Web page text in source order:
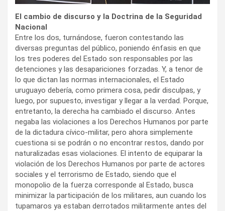
El cambio de discurso y la Doctrina de la Seguridad
Nacional
Entre los dos, turnándose, fueron contestando las
diversas preguntas del público, poniendo énfasis en que
los tres poderes del Estado son responsables por las
detenciones y las desapariciones forzadas. Y, a tenor de
lo que dictan las normas internacionales, el Estado
uruguayo debería, como primera cosa, pedir disculpas, y
luego, por supuesto, investigar y llegar a la verdad. Porque,
entretanto, la derecha ha cambiado el discurso. Antes
negaba las violaciones a los Derechos Humanos por parte
de la dictadura cívico-militar, pero ahora simplemente
cuestiona si se podrán o no encontrar restos, dando por
naturalizadas esas violaciones. El intento de equiparar la
violación de los Derechos Humanos por parte de actores
sociales y el terrorismo de Estado, siendo que el
monopolio de la fuerza corresponde al Estado, busca
minimizar la participación de los militares, aun cuando los
tupamaros ya estaban derrotados militarmente antes del